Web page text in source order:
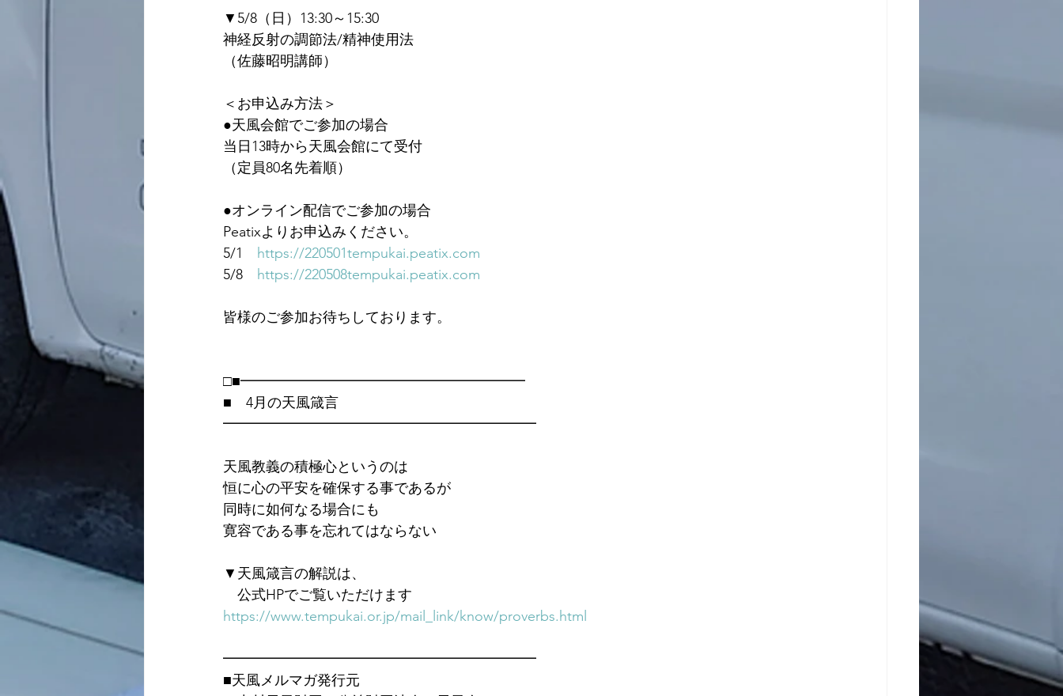
▼5/8（日）13:30～15:30
神経反射の調節法/精神使用法
（佐藤昭明講師）
＜お申込み方法＞
●天風会館でご参加の場合
当日13時から天風会館にて受付
（定員80名先着順）
●オンライン配信でご参加の場合
Peatixよりお申込みください。
5/1 https://220501tempukai.peatix.com
5/8 https://220508tempukai.peatix.com
皆様のご参加お待ちしております。
□■━━━━━━━━━━━━━━━━━━━━
■　4月の天風箴言
━━━━━━━━━━━━━━━━━━━━━━
天風教義の積極心というのは
恒に心の平安を確保する事であるが
同時に如何なる場合にも
寛容である事を忘れてはならない
▼天風箴言の解説は、
公式HPでご覧いただけます
https://www.tempukai.or.jp/mail_link/know/proverbs.html
━━━━━━━━━━━━━━━━━━━━━━
■天風メルマガ発行元